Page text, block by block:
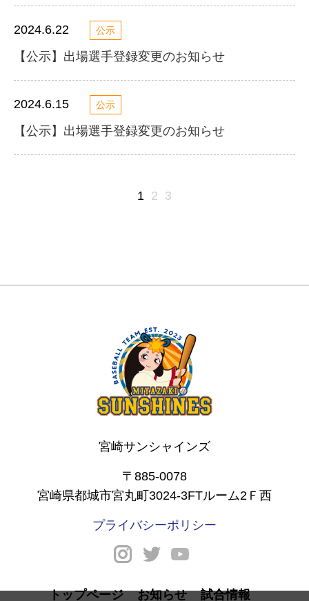
2024.6.22 公示
【公示】出場選手登録変更のお知らせ
2024.6.15 公示
【公示】出場選手登録変更のお知らせ
1 2 3
宮崎サンシャインズ
〒885-0078
宮崎県都城市宮丸町3024-3FTルーム2Ｆ西
プライバシーポリシー
トップページ お知らせ 試合情報